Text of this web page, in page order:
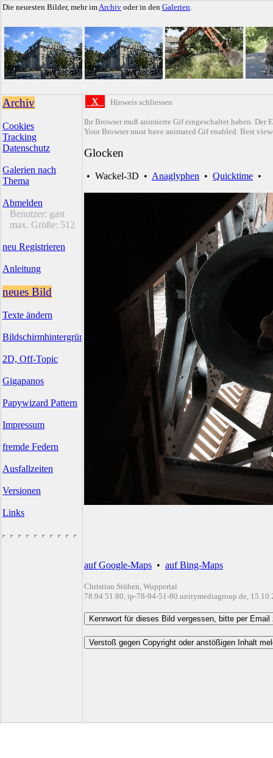
Die neuesten Bilder, mehr imArchiv oder in den Galerien.
Archiv
Cookies
Tracking
Datenschutz
Galerien nach
Thema
Abmelden
Benutzer: gast
max. Größe: 512
neu Registrieren
Anleitung
neues Bild
Texte ändern
Bildschirmhintergründe
2D, Off-Topic
Gigapanos
Papywizard Pattern
Impressum
fremde Federn
Ausfallzeiten
Versionen
Links
X Hinweis schliessen
Ihr Browser muß animierte Gif eingeschaltet haben. Der
Your Browser must have animated Gif enabled. Best
Glocken
• Wackel-3D • Anaglyphen • Quicktime •
auf Google-Maps • auf Bing-Maps
Christian Stüben, Wuppertal
78.94.51.80, ip-78-94-51-80.unitymediagroup.de,